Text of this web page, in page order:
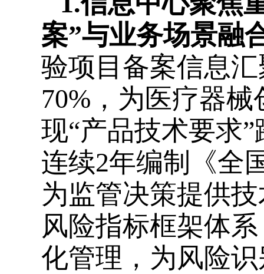
案”与业务场景融
验项目备案信息
70% ，为医疗器
现“产品技术要求
连续2年编制《全
为监管决策提供
风险指标框架体
化管理，为风险